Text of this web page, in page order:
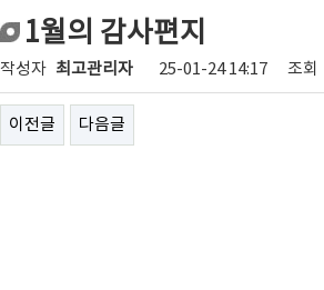
1월의 감사편지
작성자 최고관리자 25-01-24 14:17 조회
이전글 다음글